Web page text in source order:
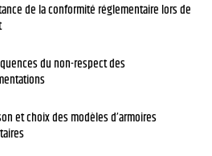
de la conformité réglementaire lors de
du non-respect des
et choix des modèles d’armoires